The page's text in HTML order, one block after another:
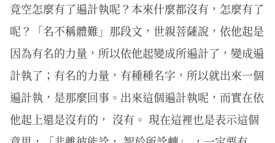
竟空怎麼有了遍計執呢？本來什麼都沒有，怎麼有了
呢？「名不稱體難」那段文，世親菩薩說，依他起是
因為有名的力量，所以依他起變成所遍計了，變成遍
計執了；有名的力量，有種種名字，所以就出來一個
遍計執，是那麼回事。出來這個遍計執呢，而實在依
他起上還是沒有的， 沒有。 現在這裡也是表示這個